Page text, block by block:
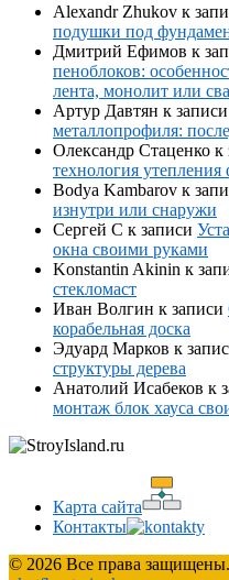
Alexandr Zhukov к
подушки под
Дмитрий Ефимов к
пеноблоков:
лента, монолит или
Артур Давтян к записи
металлопрофиля:
Олександр Стаценко к
технология утепления
Bodya Kambarov к
изнутри или снаружи
Сергей С к записи
окна своими руками
Konstantin Akinin к
стекломаст
Иван Волгин к записи
корабельная доска
Эдуард Марков к
структуры дерева
Анатолий Исабеков к
монтаж блок хауса
Карта сайта
Контакты
© 2026 Все права защищены.